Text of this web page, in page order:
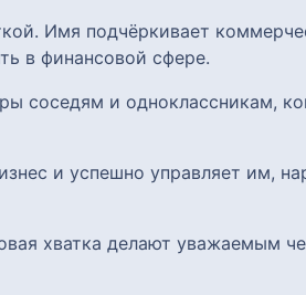
Имя подчёркивает
в финансовой сфере.
соседям и одноклассникам,
и успешно управляет им,
хватка делают уважаемым